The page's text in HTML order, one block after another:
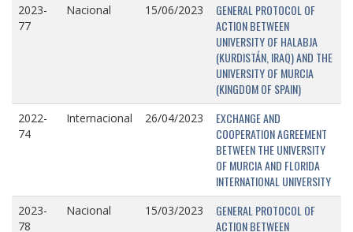
2023-
77
Nacional 15/06/2023
GENERAL PROTOCOL OF
ACTION BETWEEN
UNIVERSITY OF HALABJA
(KURDISTÁN, IRAQ) AND THE
UNIVERSITY OF MURCIA
(KINGDOM OF SPAIN)
2022-
74
Internacional 26/04/2023
EXCHANGE AND
COOPERATION AGREEMENT
BETWEEN THE UNIVERSITY
OF MURCIA AND FLORIDA
INTERNATIONAL UNIVERSITY
2023-
78
Nacional 15/03/2023
GENERAL PROTOCOL OF
ACTION BETWEEN